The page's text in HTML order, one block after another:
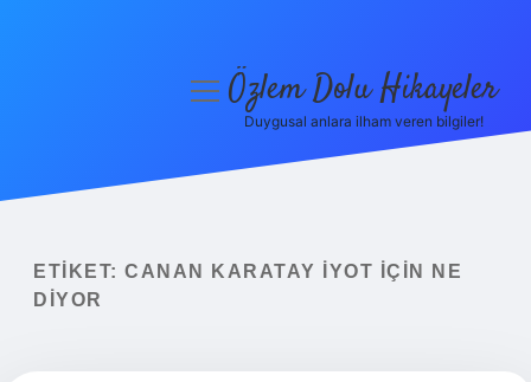
Yasal Uyarı
menüyüÖzlem Dolu Hikayeler
Duygusal anlara ilham veren bilgiler!
ETIKET: CANAN KARATAY IYOT IÇIN NE
DIYOR